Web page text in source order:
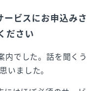
ービスにお申込みさ
ださい
内でした。話を聞くう
いました。